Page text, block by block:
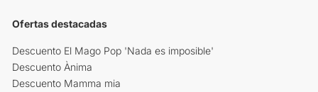
Ofertas destacadas
Descuento El Mago Pop 'Nada es imposible'
Descuento Ànima
Descuento Mamma mia